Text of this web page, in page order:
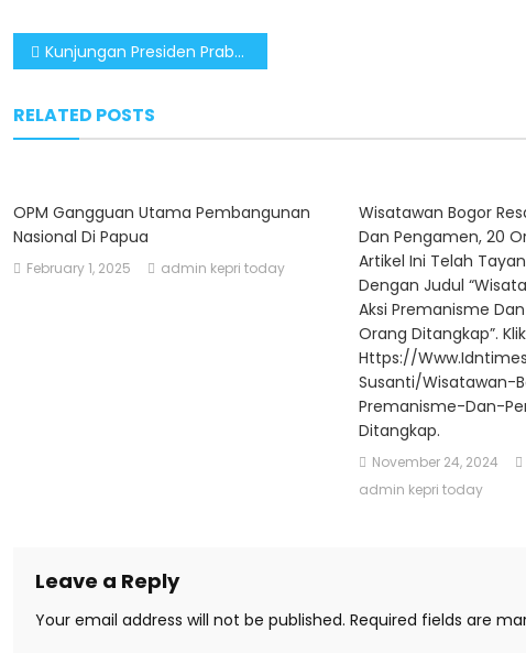
Post
Kunjungan Presiden Prabowo Berbuah Manis: AS dan China Dukung Program Makanan Bergizi Gratis di Indonesia
RELATED POSTS
OPM Gangguan Utama Pembangunan
Nasional Di Papua
February 1, 2025 admin kepri today
Wisatawan Bogor
Dan Pengamen, 20
Artikel Ini Telah
Dengan Judul
Aksi Premanisme
Orang Ditangkap”.
Https://
Susanti/wisatawan-
Premanisme-Dan-
Ditangkap.
November 24, 2024
admin kepri today
Leave a Reply
Your email address will not be published. Required fields are